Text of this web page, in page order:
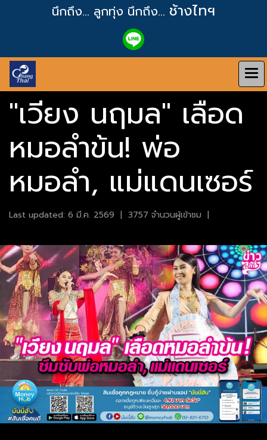
นึกถึง... ลูกทุ่ง นึกถึง... ช้างไทฯ
"เวียง นฤมล" เลือด
หมอลำข้น! พ่อ
หมอลำ, แม่แดนเซอร์
Last updated: 6 มี.ค. 2569 | 3757 จำนวนผู้เข้าชม |